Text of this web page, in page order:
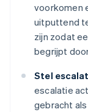
voorkomen
uitputtend
zijn zodat
begrijpt
Stel
escalatie
gebracht